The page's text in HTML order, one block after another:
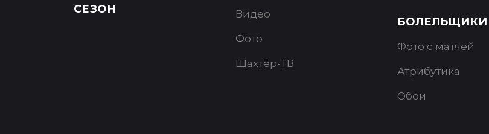
СЕЗОН Видео
Фото
Шахтёр-ТВ
БОЛЕЛЬЩИКИ
Фото с матчей
Атрибутика
Обои